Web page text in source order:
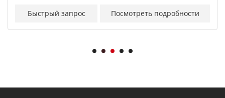
Быстрый запрос Посмотреть подробности